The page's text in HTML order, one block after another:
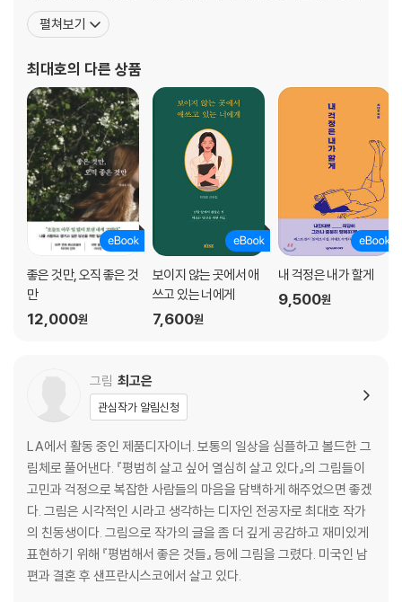
· 마음먹어요 ·57
· 나를 생각하기 ·58
· 네 생각 ·62
· 선택에서 ·64
· 몰랐다 ·66
· 나의 계획들 ·68
· 응원해 ·70
· 믿어봐요 ·72
· 조금만 빠져있기 ·73
· 혼자가 익숙해질 때 ·74
· 다 놓아버리고 싶을 때 ·76
· 내 편이 있어서 좋을 때 ·82
· 이유가 없어요 ·83
· ‘내 사람’을 만나요 ·84
· 그런 사람 ·90
· 적당한 분리 ·92
· 그대로 ·94
· 마음 쓰기 ·96
· 내 길 가기 ·98
· 잃지 마 ·100
· 어울려 ·102
· 그런 하루 ·103
· 많이 말해주기 ·104
말하자면, 괜찮지 않아』, 『평범히 살고 싶어 열심히 살고 있다』, 『내
걱정은 내가 할게』, 『노력 없이 행복하고 걱정 없이 살아갈 것』 등의
가로 거듭났다. 3년
펼쳐보기
최대호의 다른 상품
좋은 것만, 오직 좋은 것
만
12,000원
보이지 않는 곳에서 애
쓰고 있는 너에게
7,600원
내 걱정은 내가 할게
9,500원
그림 최고은
관심작가 알림신청
LA에서 활동 중인 제품디자이너. 보통의 일상을 심플하고 볼드한 그
림체로 풀어낸다. 『평범히 살고 싶어 열심히 살고 있다』의 그림들이
고민과 걱정으로 복잡한 사람들의 마음을 담백하게 해주었으면 좋겠
다. 그림은 시각적인 시라고 생각하는 디자인 전공자로 최대호 작가
의 친동생이다. 그림으로 작가의 글을 좀 더 깊게 공감하고 재미있게
표현하기 위해 『평범해서 좋은 것들』 등에 그림을 그렸다. 미국인 남
편과 결혼 후 샌프란시스코에서 살고 있다.